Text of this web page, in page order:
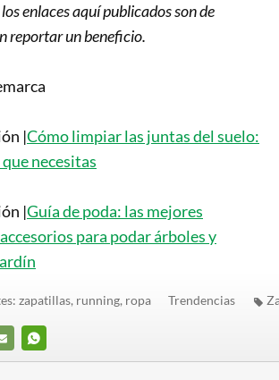
enlaces aquí publicados son de
reportar un beneficio.
|Cómo limpiar las juntas del suelo:
necesitas
|Guía de poda: las mejores
para podar árboles y
WHATSAPP
zapatillas, running, ropa Trendencias